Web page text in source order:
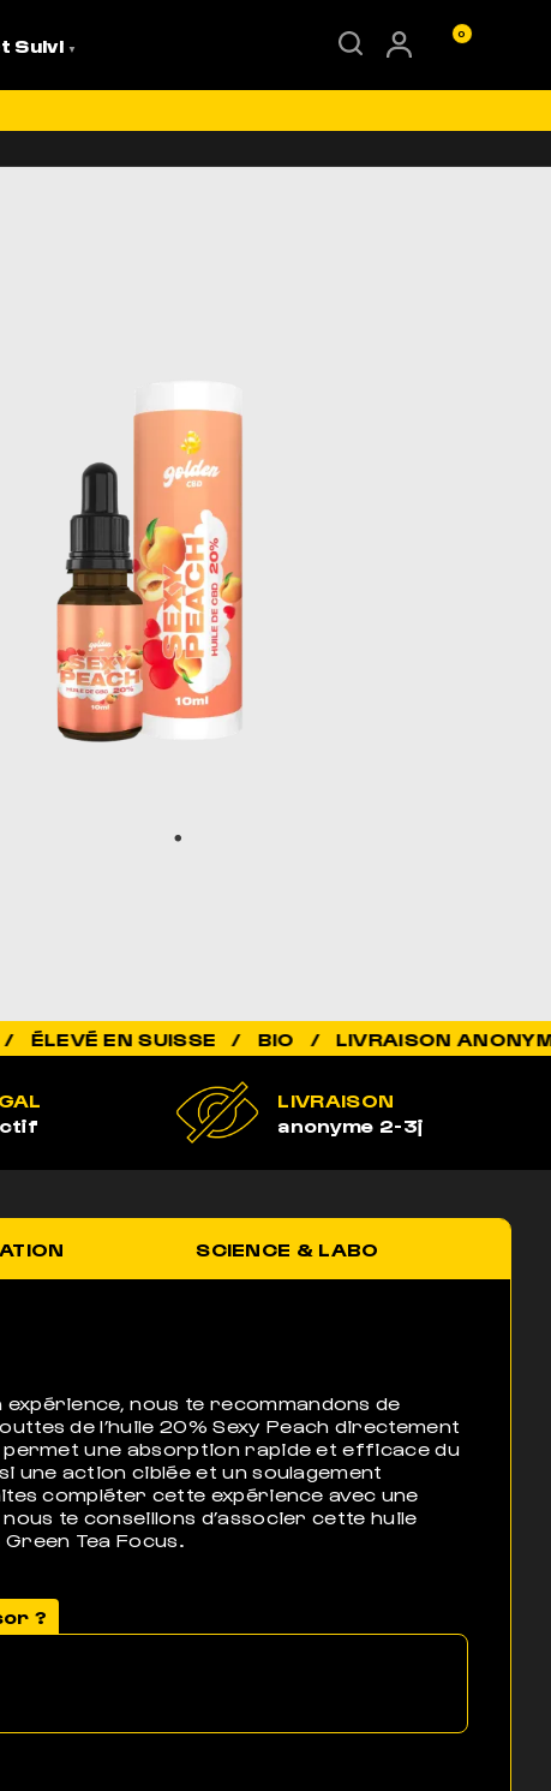
Suivi
0
SUISSE / BIO / LIVRAISON ANONYME 2-3J /
LIVRAISON
anonyme 2-3j
SCIENCE & LABO
nous te recommandons de
de l’huile 20% Sexy Peach directement
permet une absorption rapide et efficace du
une action ciblée et un soulagement
compléter cette expérience avec une
te conseillons d’associer cette huile
Tea Focus.
?